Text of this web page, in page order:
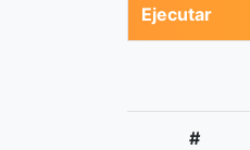
Ejecutar
#